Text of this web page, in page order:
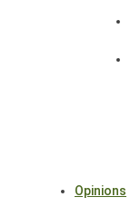
Opinions